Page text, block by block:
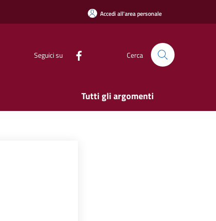
Accedi all'area personale
Seguici su Cerca
Tutti gli argomenti